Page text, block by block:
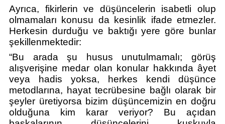
Ayrıca, fikirlerin ve düşüncelerin isabetli olup
olmamaları konusu da kesinlik ifade etmezler.
Herkesin durduğu ve baktığı yere göre bunlar
şekillenmektedir:
“Bu arada şu husus unutulmamalı; görüş
alışverişine medar olan konular hakkında âyet
veya hadis yoksa, herkes kendi düşünce
metodlarına, hayat tecrübesine bağlı olarak bir
şeyler üretiyorsa bizim düşüncemizin en doğru
olduğuna kim karar veriyor? Bu açıdan